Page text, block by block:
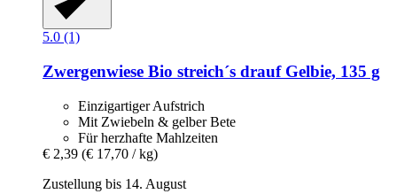
5.0 (1)
Zwergenwiese Bio streich´s drauf Gelbie, 135 g
Einzigartiger Aufstrich
Mit Zwiebeln & gelber Bete
Für herzhafte Mahlzeiten
€ 2,39 (€ 17,70 / kg)
Zustellung bis 14. August